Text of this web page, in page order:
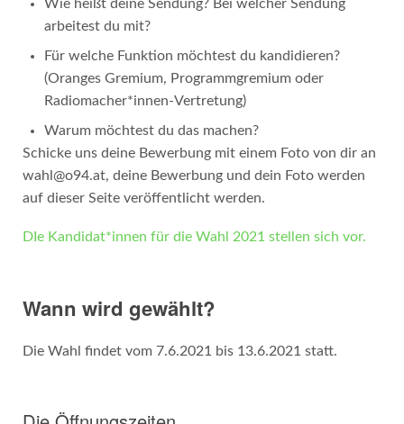
Wie heißt deine Sendung? Bei welcher Sendung
arbeitest du mit?
Für welche Funktion möchtest du kandidieren?
(Oranges Gremium, Programmgremium oder
Radiomacher*innen-Vertretung)
Warum möchtest du das machen?
Schicke uns deine Bewerbung mit einem Foto von dir an
wahl@o94.at, deine Bewerbung und dein Foto werden
auf dieser Seite veröffentlicht werden.
DIe Kandidat*innen für die Wahl 2021 stellen sich vor.
Wann wird gewählt?
Die Wahl findet vom 7.6.2021 bis 13.6.2021 statt.